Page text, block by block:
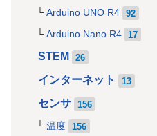
Arduino UNO R4 92
Arduino Nano R4 17
STEM 26
インターネット 13
センサ 156
温度 156